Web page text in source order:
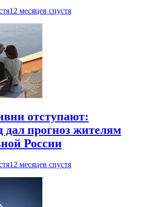
12 месяцев спустя
отступают:
прогноз жителям
России
12 месяцев спустя